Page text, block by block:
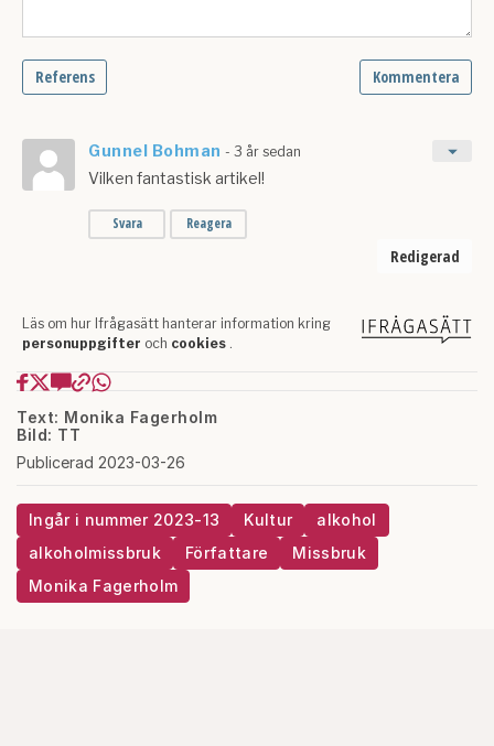
Text: Monika Fagerholm
Bild: TT
Publicerad 2023-03-26
Ingår i nummer 2023-13 Kultur
alkohol
alkoholmissbruk
Författare
Missbruk
Monika Fagerholm